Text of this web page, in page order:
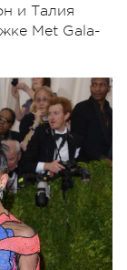
и Талия
Met Gala-